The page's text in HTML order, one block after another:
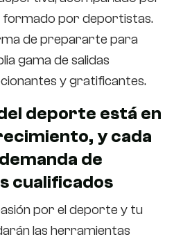
formado por deportistas.
de prepararte para
gama de salidas
y gratificantes.
deporte está en
y cada
de
cualificados
por el deporte y tu
las herramientas